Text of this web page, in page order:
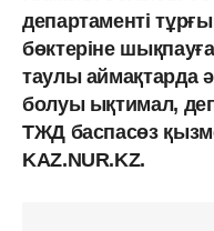
департаменті
бөктеріне
таулы аймақтарда
болуы ықтимал,
ТЖД баспасөз
KAZ.NUR.KZ.